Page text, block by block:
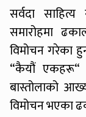
सर्वदा
समारोहमा
विमोचन गरेका
“कैयौं एकहरू“
बास्तोलाको
विमोचन भएका